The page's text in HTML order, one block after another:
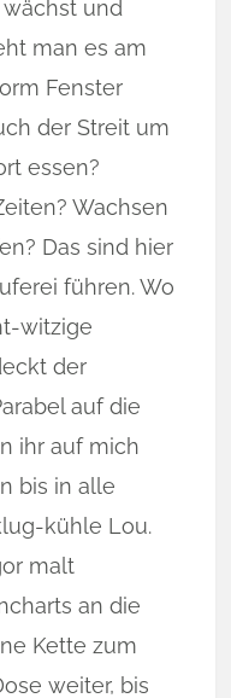
wächst und
man es am
Fenster
der Streit um
essen?
Wachsen
Das sind hier
führen. Wo
witzige
der
auf die
ihr auf mich
bis in alle
kühle Lou.
malt
an die
Kette zum
weiter, bis